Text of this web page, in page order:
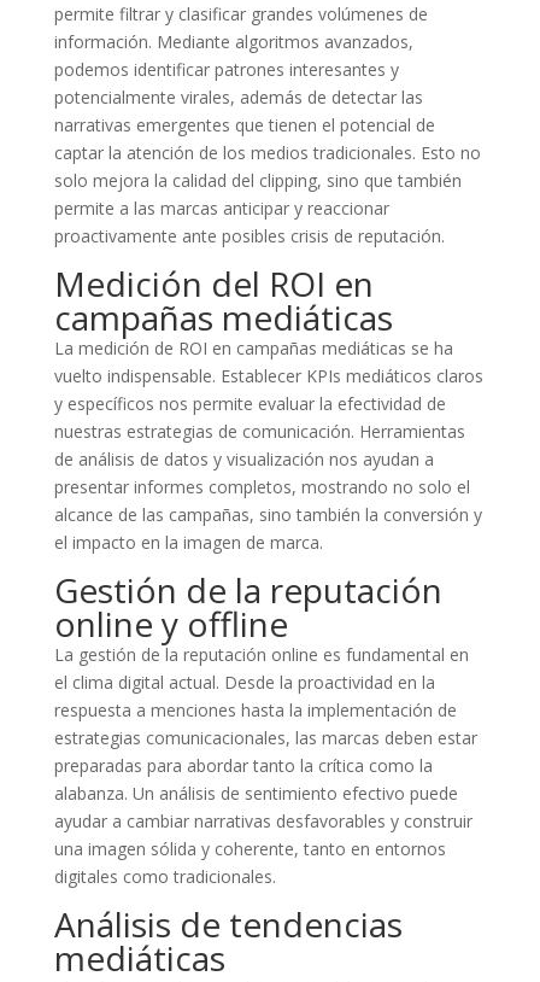
permite filtrar y clasificar grandes volúmenes de
información. Mediante algoritmos avanzados,
podemos identificar patrones interesantes y
potencialmente virales, además de detectar las
narrativas emergentes que tienen el potencial de
captar la atención de los medios tradicionales. Esto no
solo mejora la calidad del clipping, sino que también
permite a las marcas anticipar y reaccionar
proactivamente ante posibles crisis de reputación.
Medición del ROI en
campañas mediáticas
La medición de ROI en campañas mediáticas se ha
vuelto indispensable. Establecer KPIs mediáticos claros
y específicos nos permite evaluar la efectividad de
nuestras estrategias de comunicación. Herramientas
de análisis de datos y visualización nos ayudan a
presentar informes completos, mostrando no solo el
alcance de las campañas, sino también la conversión y
el impacto en la imagen de marca.
Gestión de la reputación
online y offline
La gestión de la reputación online es fundamental en
el clima digital actual. Desde la proactividad en la
respuesta a menciones hasta la implementación de
estrategias comunicacionales, las marcas deben estar
preparadas para abordar tanto la crítica como la
alabanza. Un análisis de sentimiento efectivo puede
ayudar a cambiar narrativas desfavorables y construir
una imagen sólida y coherente, tanto en entornos
digitales como tradicionales.
Análisis de tendencias
mediáticas